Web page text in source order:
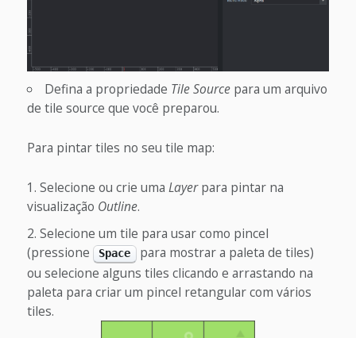
Defina a propriedade Tile Source para um arquivo
de tile source que você preparou.
Para pintar tiles no seu tile map:
Selecione ou crie uma Layerpara pintar na
visualização Outline.
Selecione um tile para usar como pincel
(pressione
Space
para mostrar a paleta de tiles)
ou selecione alguns tiles clicando e arrastando na
paleta para criar um pincel retangular com vários
tiles.